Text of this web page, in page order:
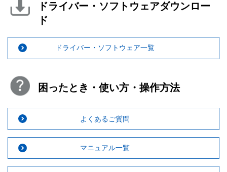
ドライバー・ソフトウェアダウンロー
ド
ドライバー・ソフトウェア一覧
困ったとき・使い方・操作方法
よくあるご質問
マニュアル一覧